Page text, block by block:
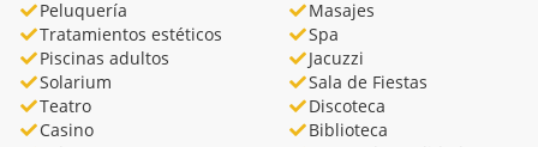
Peluquería
Masajes
Tratamientos estéticos
Spa
Piscinas adultos
Jacuzzi
Solarium
Sala de Fiestas
Teatro
Discoteca
Casino
Biblioteca